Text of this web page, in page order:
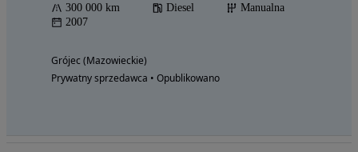
300 000 km Diesel
Manualna
2007
Grójec (Mazowieckie)
Prywatny sprzedawca • Opublikowano